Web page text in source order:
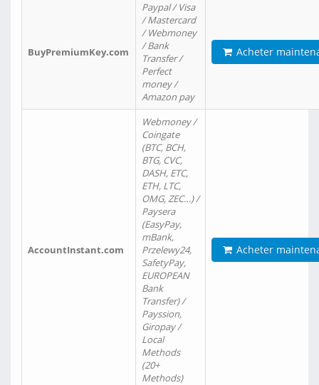
BuyPremiumKey.com
Paypal / Visa
/ Mastercard
/ Webmoney
/ Bank
Transfer /
Perfect
money /
Amazon pay
Acheter
AccountInstant.com
Webmoney /
Coingate
(BTC, BCH,
BTG, CVC,
DASH, ETC,
ETH, LTC,
OMG, ZEC…) /
Paysera
(EasyPay,
mBank,
Przelewy24,
SafetyPay,
EUROPEAN
Bank
Transfer) /
Payssion,
Giropay /
Local
Methods
(20+
Methods)
Acheter